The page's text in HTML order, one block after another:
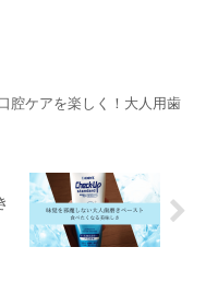
腔ケアを楽しく！大人用歯